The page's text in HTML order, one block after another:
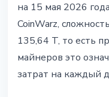
на 15 мая 2026
CoinWarz,
135,64 T, то есть
майнеров это
затрат на каждый